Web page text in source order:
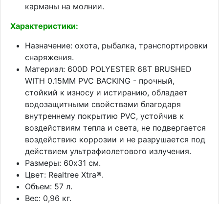
карманы на молнии.
Характеристики:
Назначение: охота, рыбалка, транспортировки
снаряжения.
Материал: 600D POLYESTER 68T BRUSHED
WITH 0.15MM PVC BACKING - прочный,
стойкий к износу и истиранию, обладает
водозащитными свойствами благодаря
внутреннему покрытию PVC, устойчив к
воздействиям тепла и света, не подвергается
воздействию коррозии и не разрушается под
действием ультрафиолетового излучения.
Размеры: 60х31 см.
Цвет: Realtree Xtra®.
Объем: 57 л.
Вес: 0,96 кг.